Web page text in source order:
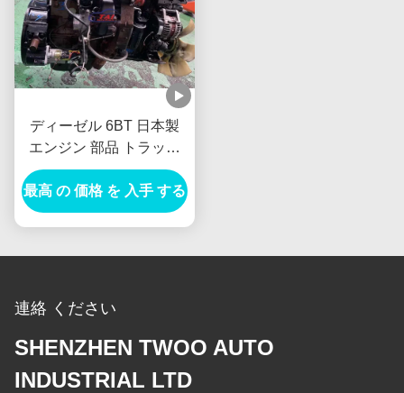
ディーゼル 6BT 日本製
エンジン 部品 トラック
バス用 ロング ブロック
発電機
最高 の 価格 を 入手 する
連絡 ください
SHENZHEN TWOO AUTO
INDUSTRIAL LTD